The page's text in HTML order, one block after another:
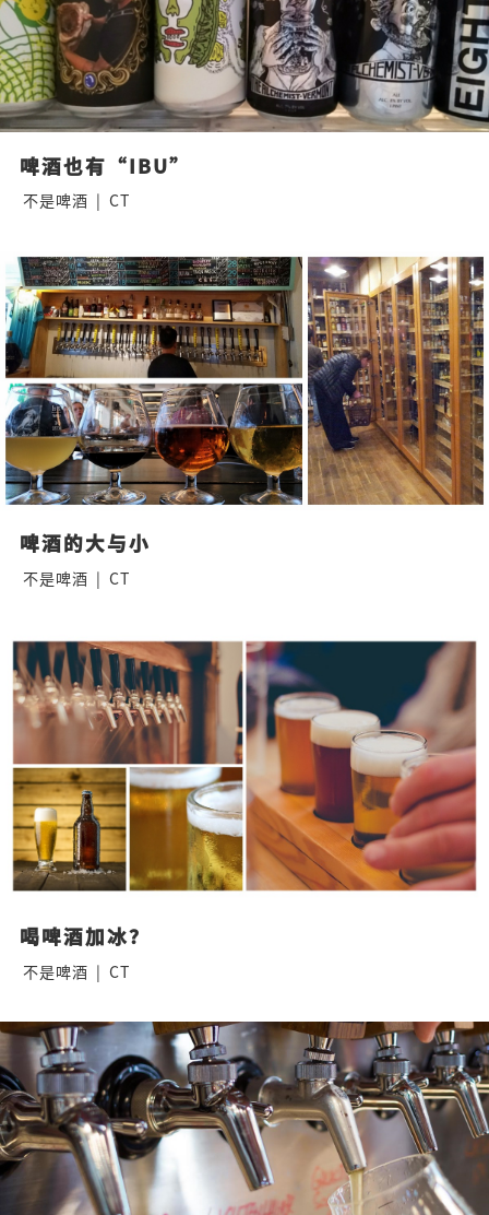
啤酒也有“IBU”
不是啤酒 | CT
啤酒的大与小
不是啤酒 | CT
喝啤酒加冰？
不是啤酒 | CT